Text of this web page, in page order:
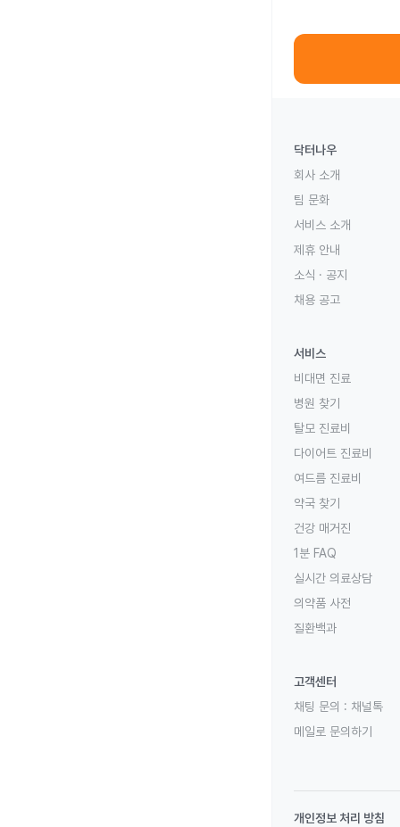
닥터나우
회사 소개
팀 문화
서비스 소개
제휴 안내
소식 · 공지
채용 공고
서비스
비대면 진료
병원 찾기
탈모 진료비
다이어트 진료비
여드름 진료비
약국 찾기
건강 매거진
1분 FAQ
실시간 의료상담
의약품 사전
질환백과
고객센터
채팅 문의 : 채널톡
메일로 문의하기
개인정보 처리 방침